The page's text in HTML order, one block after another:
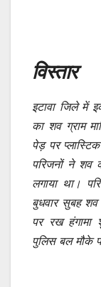
विस्तार
इटावा जिले में
का शव ग्राम
पेड़ पर
परिजनों ने शव
लगाया था।
बुधवार सुबह शव
पर रख
पुलिस बल मौके